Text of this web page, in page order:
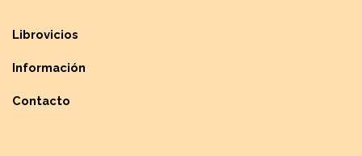
Librovicios
Información
Contacto